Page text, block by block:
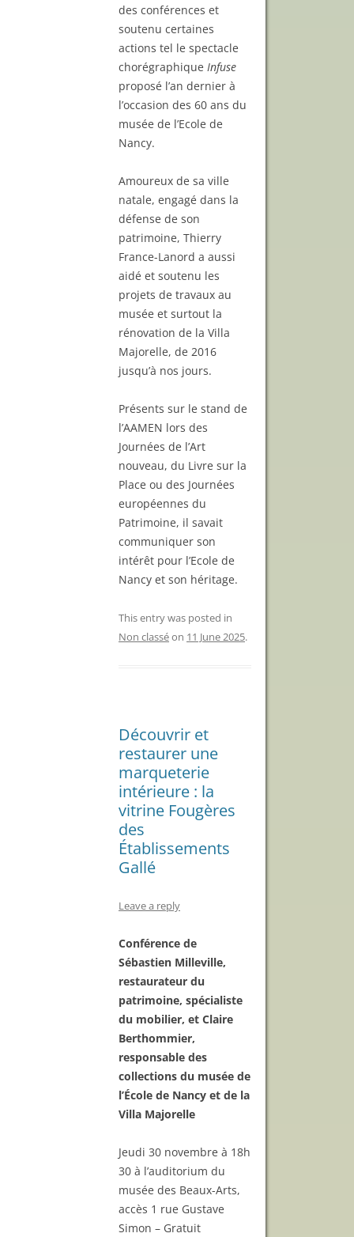
des conférences et
soutenu certaines
actions tel le spectacle
chorégraphique Infuse
proposé l’an dernier à
l’occasion des 60 ans du
musée de l’Ecole de
Nancy.
Amoureux de sa ville
natale, engagé dans la
défense de son
patrimoine, Thierry
France-Lanord a aussi
aidé et soutenu les
projets de travaux au
musée et surtout la
rénovation de la Villa
Majorelle, de 2016
jusqu’à nos jours.
Présents sur le stand de
l’AAMEN lors des
Journées de l’Art
nouveau, du Livre sur la
Place ou des Journées
européennes du
Patrimoine, il savait
communiquer son
intérêt pour l’Ecole de
Nancy et son héritage.
This entry was posted in
Non classéon 11 June 2025.
Découvrir et
restaurer une
marqueterie
intérieure : la
vitrine Fougères
des
Établissements
Gallé
Leave a reply
Conférence de
Sébastien Milleville,
restaurateur du
patrimoine, spécialiste
du mobilier, et Claire
Berthommier,
responsable des
collections du musée de
l’École de Nancy et de la
Villa Majorelle
Jeudi 30 novembre à 18h
30 à l’auditorium du
musée des Beaux-Arts,
accès 1 rue Gustave
Simon – Gratuit